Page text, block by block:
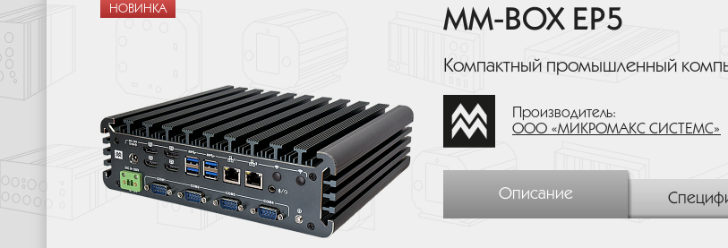
НОВИНКА MM-BOX EP5
Компактный промышленный
Производитель:
ООО «МИКРОМАКС СИСТЕМС»
Описание